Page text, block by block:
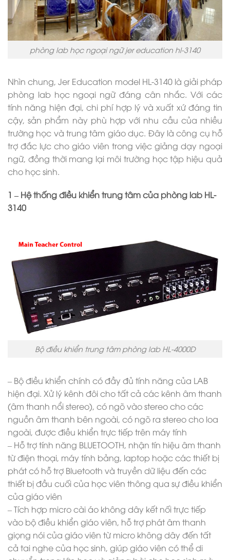
phòng lab học ngoại ngữ jer education hl-3140
Nhìn chung, Jer Education model HL-3140 là giải pháp
phòng lab học ngoại ngữ đáng cân nhắc. Với các
tính năng hiện đại, chi phí hợp lý và xuất xứ đáng tin
cậy, sản phẩm này phù hợp với nhu cầu của nhiều
trường học và trung tâm giáo dục. Đây là công cụ hỗ
trợ đắc lực cho giáo viên trong việc giảng dạy ngoại
ngữ, đồng thời mang lại môi trường học tập hiệu quả
cho học sinh.
1 – Hệ thống điều khiển trung tâm của phòng lab HL-
3140
Bộ điều khiển trung tâm phòng lab HL-4000D
– Bộ điều khiển chính có đầy đủ tính năng của LAB
hiện đại. Xử lý kênh đôi cho tất cả các kênh âm thanh
(âm thanh nổi stereo), có ngõ vào stereo cho các
nguồn âm thanh bên ngoài, có ngõ ra stereo cho loa
ngoài, được điều khiển trực tiếp trên máy tính
– Hỗ trợ tính năng BLUETOOTH, nhận tín hiệu âm thanh
từ điện thoại, máy tính bảng, laptop hoặc các thiết bị
phát có hỗ trợ Bluetooth và truyền dữ liệu đến các
thiết bị đầu cuối của học viên thông qua sự điều khiển
của giáo viên
– Tích hợp micro cài áo không dây kết nối trực tiếp
vào bộ điều khiển giáo viên, hỗ trợ phát âm thanh
giọng nói của giáo viên từ micro không dây đến tất
cả tai nghe của học sinh, giúp giáo viên có thể di